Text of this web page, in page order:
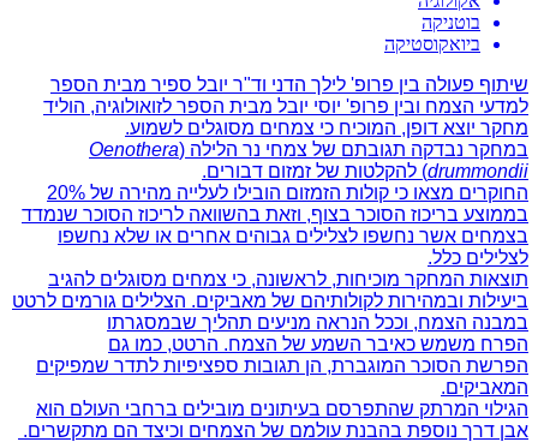
בוטניקה
ביואקוסטיקה
שיתוף פעולה בין פרופ' לילך הדני וד"ר יובל ספיר מבית הספר
למדעי הצמח ובין פרופ' יוסי יובל מבית הספר לזואולוגיה, הוליד
מחקר יוצא דופן, המוכיח כי צמחים מסוגלים לשמוע.
במחקר נבדקה תגובתם של צמחי נר הלילה (Oenothera
drummondii) להקלטות של זמזום דבורים.
החוקרים מצאו כי קולות הזמזום הובילו לעלייה מהירה של 20%
בממוצע בריכוז הסוכר בצוף, וזאת בהשוואה לריכוז הסוכר שנמדד
בצמחים אשר נחשפו לצלילים גבוהים אחרים או שלא נחשפו
לצלילים כלל.
תוצאות המחקר מוכיחות, לראשונה, כי צמחים מסוגלים להגיב
ביעילות ובמהירות לקולותיהם של מאביקים. הצלילים גורמים לרטט
במבנה הצמח, וככל הנראה מניעים תהליך שבמסגרתו
הפרח משמש כאיבר השמע של הצמח. הרטט, כמו גם
הפרשת הסוכר המוגברת, הן תגובות ספציפיות לתדר שמפיקים
המאביקים.
הגילוי המרתק שהתפרסם בעיתונים מובילים ברחבי העולם הוא
אבן דרך נוספת בהבנת עולמם של הצמחים וכיצד הם מתקשרים.